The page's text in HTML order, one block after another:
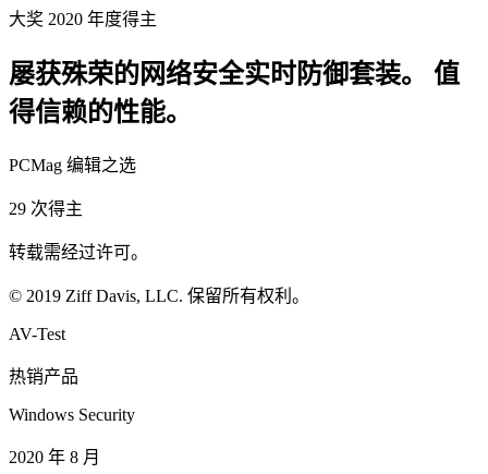
大奖 2020 年度得主
屡获殊荣的网络安全实时防御套装。 值
得信赖的性能。
PCMag 编辑之选
29 次得主
转载需经过许可。
© 2019 Ziff Davis, LLC. 保留所有权利。
AV-Test
热销产品
Windows Security
2020 年 8 月